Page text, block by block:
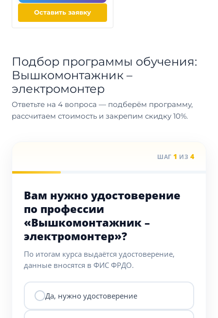
Оставить заявку
Подбор программы обучения:
Вышкомонтажник –
электромонтер
Ответьте на 4 вопроса — подберём программу,
рассчитаем стоимость и закрепим скидку 10%.
ШАГ 1 ИЗ 4
Вам нужно удостоверение
по профессии
«Вышкомонтажник –
электромонтер»?
По итогам курса выдаётся удостоверение,
данные вносятся в ФИС ФРДО.
Да, нужно удостоверение